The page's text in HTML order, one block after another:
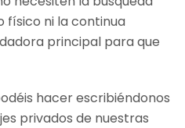
ni la continua
principal para que
hacer escribiéndonos
privados de nuestras